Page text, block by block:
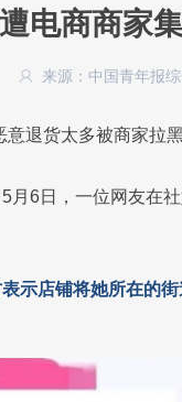
电商商家
来源：中国青年报
意退货太多被商家拉
月6日，一位网友在
示店铺将她所在的